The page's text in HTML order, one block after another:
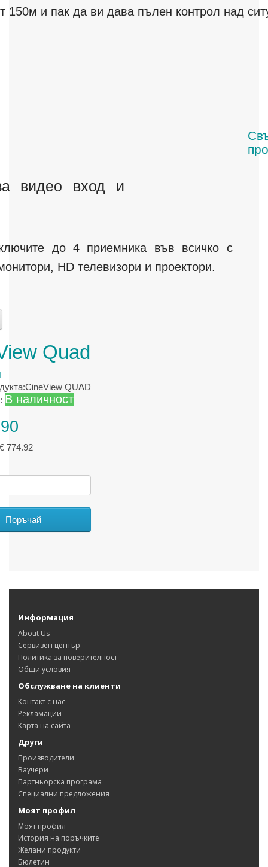
150м и пак да ви дава пълен контрол над
видео вход и
до 4 приемника във всичко с
HD телевизори и проектори.
Quad
QUAD
В наличност
774.92
Поръчай
Информация
About Us
Сервизен център
Политика за поверителност
Общи условия
Обслужване на клиенти
Контакт с нас
Рекламации
Карта на сайта
Други
Производители
Ваучери
Партньорска програма
Специални предложения
Моят профил
Моят профил
История на поръчките
Желани продукти
Бюлетин